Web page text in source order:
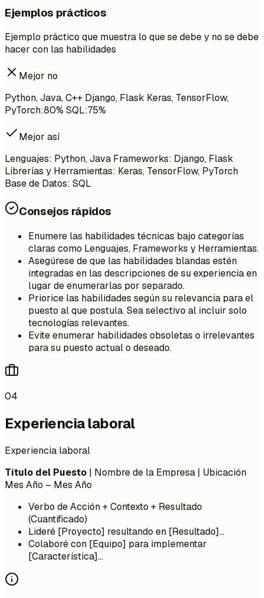
Ejemplos prácticos
Ejemplo práctico que muestra lo que se debe y no se debe
hacer con las habilidades
Mejor no
Python, Java, C++ Django, Flask Keras, TensorFlow,
PyTorch:80% SQL:75%
Mejor así
Lenguajes: Python, Java Frameworks: Django, Flask
Librerías y Herramientas: Keras, TensorFlow, PyTorch
Base de Datos: SQL
Consejos rápidos
Enumere las habilidades técnicas bajo categorías
claras como Lenguajes, Frameworks y Herramientas.
Asegúrese de que las habilidades blandas estén
integradas en las descripciones de su experiencia en
lugar de enumerarlas por separado.
Priorice las habilidades según su relevancia para el
puesto al que postula. Sea selectivo al incluir solo
tecnologías relevantes.
Evite enumerar habilidades obsoletas o irrelevantes
para su puesto actual o deseado.
04
Experiencia laboral
Experiencia laboral
Título del Puesto | Nombre de la Empresa | Ubicación
Mes Año – Mes Año
Verbo de Acción + Contexto + Resultado
(Cuantificado)
Lideré [Proyecto] resultando en [Resultado]...
Colaboré con [Equipo] para implementar
[Característica]...